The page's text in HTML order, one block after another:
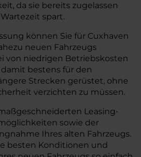
da sie bereits zugelassen
spart.
können Sie für Cuxhaven
neuen Fahrzeugs
von niedrigen Betriebskosten
bestens für den
Strecken gerüstet, ohne
verzichten zu müssen.
Leasing-
sowie der
Ihres alten Fahrzeugs.
besten Konditionen und